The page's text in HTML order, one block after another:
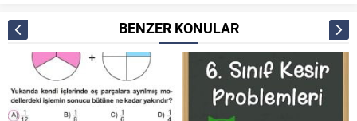
BENZER KONULAR